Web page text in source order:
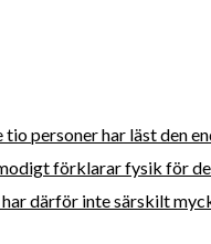
personer har läst den
förklarar fysik för
därför inte särskilt